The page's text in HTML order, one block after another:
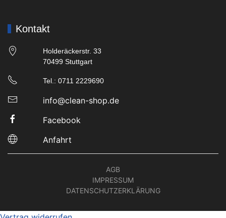
Kontakt
Holderäckerstr. 33
70499 Stuttgart
Tel.: 0711 2229690
info@clean-shop.de
Facebook
Anfahrt
AGB
IMPRESSUM
DATENSCHUTZERKLÄRUNG